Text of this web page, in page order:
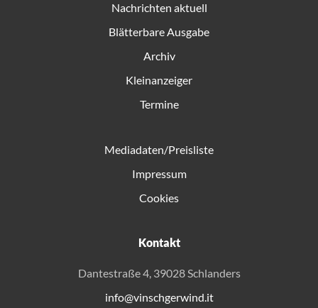
Nachrichten aktuell
Blätterbare Ausgabe
Archiv
Kleinanzeiger
Termine
Mediadaten/Preisliste
Impressum
Cookies
Kontakt
Dantestraße 4, 39028 Schlanders
info@vinschgerwind.it